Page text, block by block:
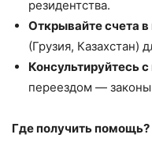
резидентства.
Открывайте счета
(Грузия, Казахстан)
Консультируйтесь
переездом —
Где получить помощь?